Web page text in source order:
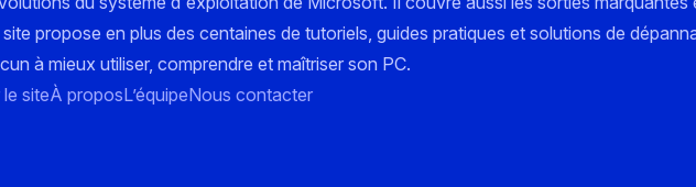
propose en plus des centaines de tutoriels, guides pratiques et solutions de
à mieux utiliser, comprendre et maîtriser son PC.
siteÀ proposL’équipeNous contacter